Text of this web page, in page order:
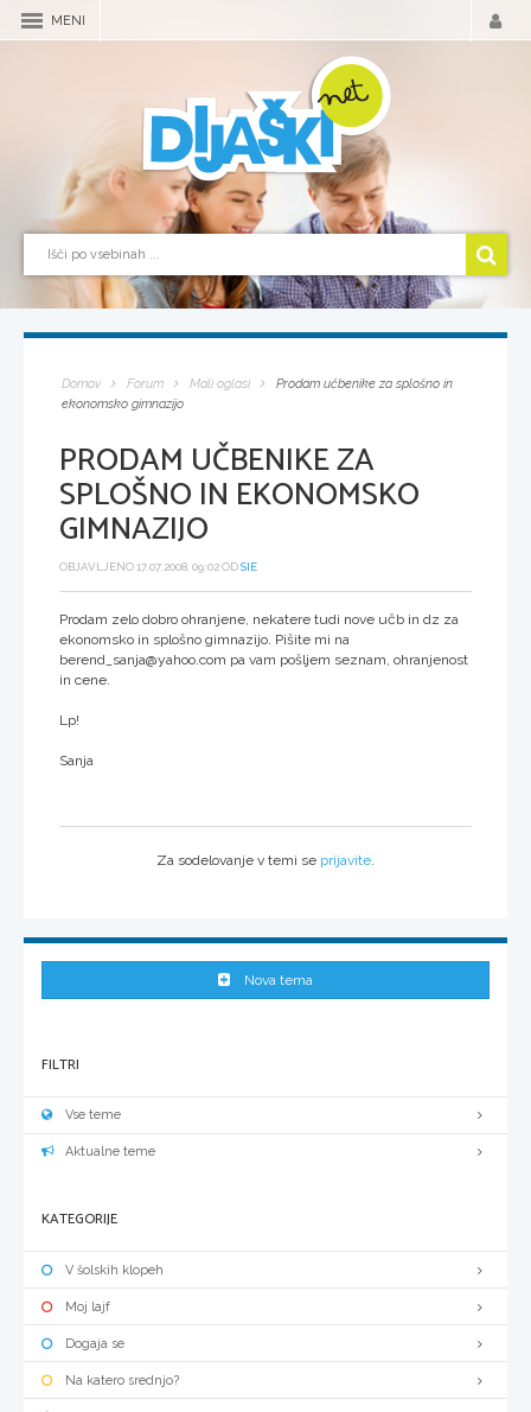
MENI
Domov Forum Mali oglasi
Prodam učbenike za splošno in
ekonomsko gimnazijo
PRODAM UČBENIKE ZA
SPLOŠNO IN EKONOMSKO
GIMNAZIJO
OBJAVLJENO 17.07.2008, 09:02 ODSIE
Prodam zelo dobro ohranjene, nekatere tudi nove učb in dz za
ekonomsko in splošno gimnazijo. Pišite mi na
berend_sanja@yahoo.com pa vam pošljem seznam, ohranjenost
in cene.
Lp!
Sanja
Za sodelovanje v temi se prijavite
Nova tema
FILTRI
Vse teme
Aktualne teme
KATEGORIJE
V šolskih klopeh
Moj lajf
Dogaja se
Na katero srednjo?